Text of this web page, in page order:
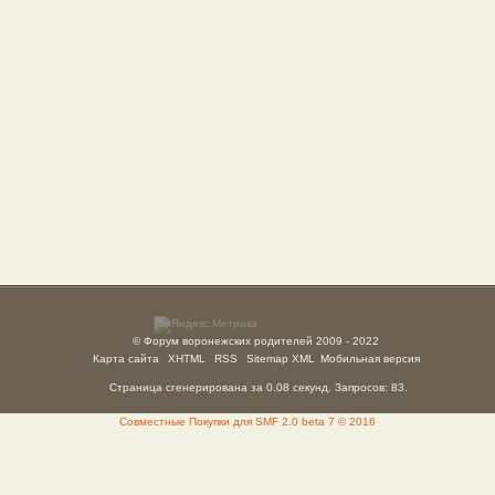
© Форум воронежских родителей 2009 - 2022
Карта сайта
XHTML RSS Sitemap XML Мобильная версия
Страница сгенерирована за 0.08 секунд. Запросов: 83.
Совместные Покупки для SMF 2.0 beta 7 © 2016